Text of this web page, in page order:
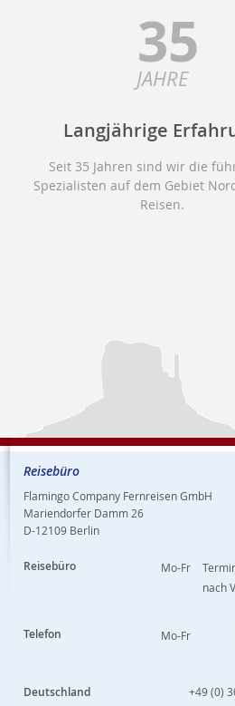
35
JAHRE
Langjährige
Seit 35 Jahren sind wir die
Spezialisten auf dem Gebiet
Reisen.
Reisebüro
Flamingo Company Fernreisen GmbH
Mariendorfer Damm 26
D-12109 Berlin
Reisebüro Mo-Fr
nach
Telefon Mo-Fr
Deutschland +49 (0)